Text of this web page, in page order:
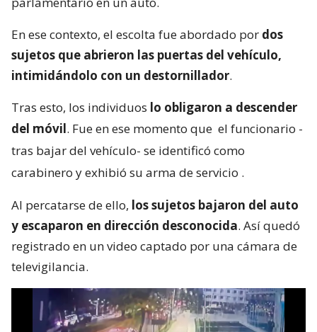
En ese contexto, el escolta fue abordado por dos
sujetos que abrieron las puertas del vehículo,
intimidándolo con un destornillador.
Tras esto, los individuos lo obligaron a descender
del móvil. Fue en ese momento que el funcionario -
tras bajar del vehículo- se identificó como
carabinero y exhibió su arma de servicio .
Al percatarse de ello, los sujetos bajaron del auto
y escaparon en dirección desconocida. Así quedó
registrado en un video captado por una cámara de
televigilancia.